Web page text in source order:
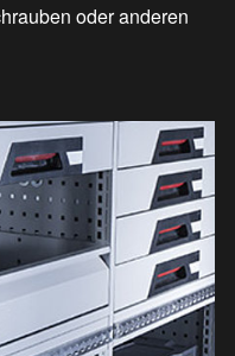
oder anderen